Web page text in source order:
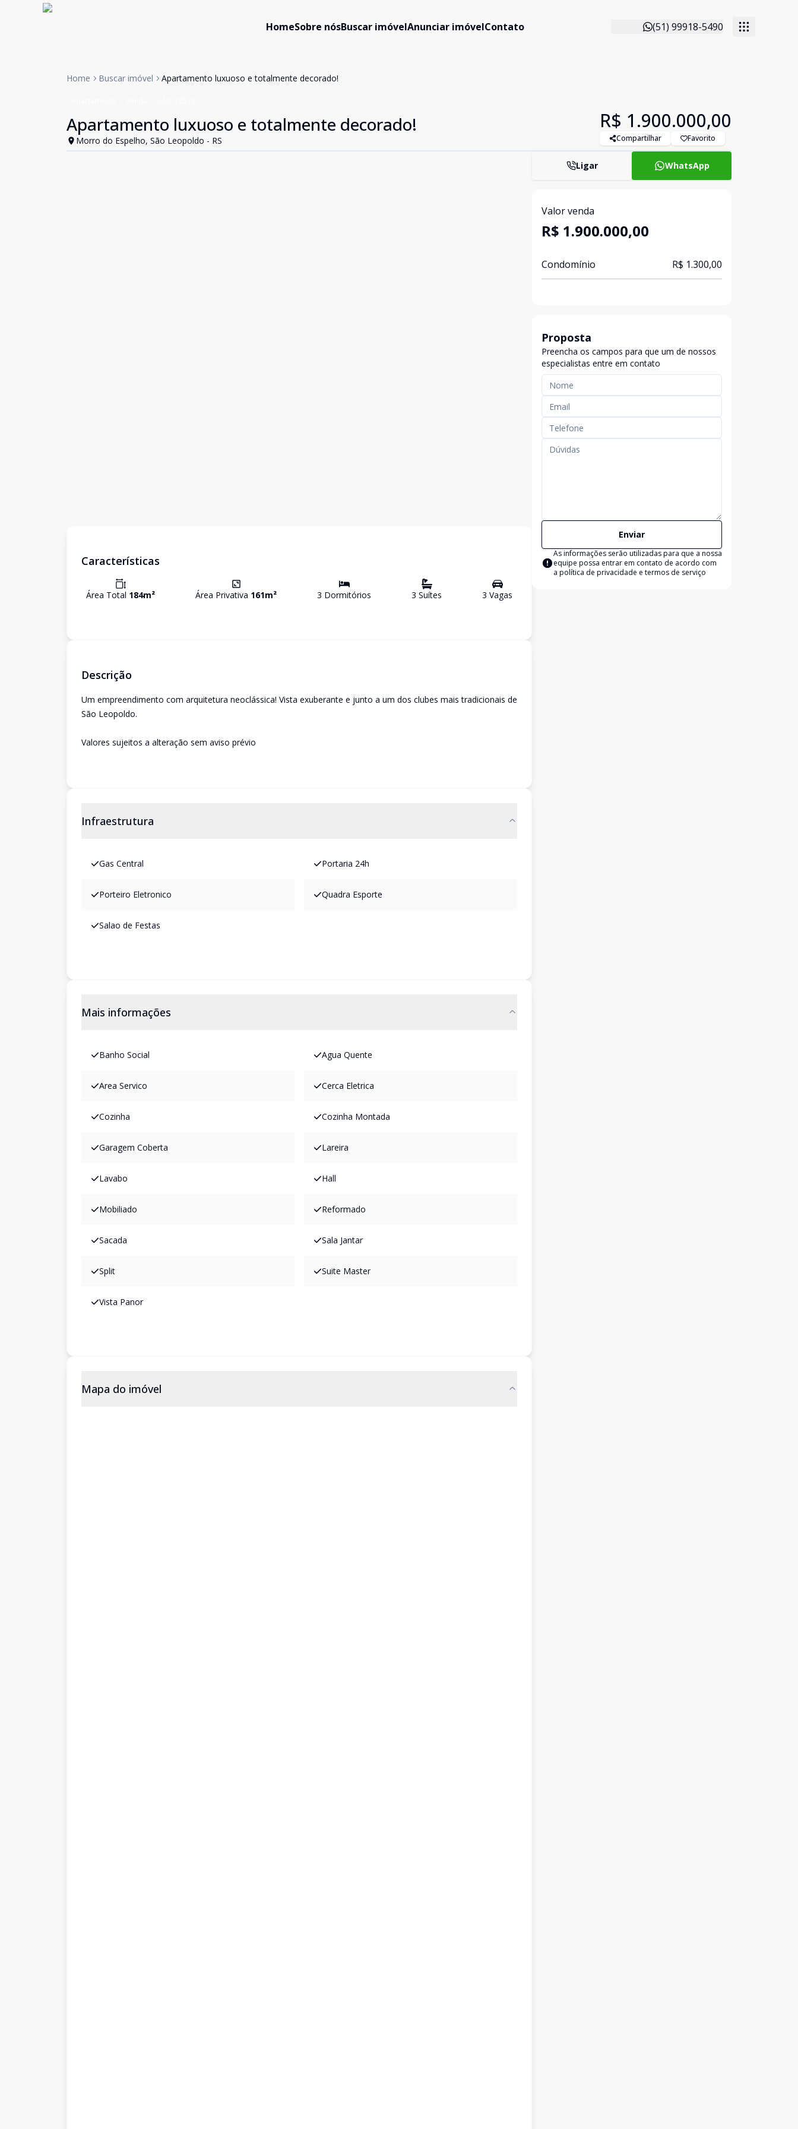
HomeSobre nósBuscar imóvelAnunciar imóvelContato (51) 99918-5490
Home Buscar imóvel Apartamento luxuoso e totalmente decorado!
Apartamento luxuoso e totalmente decorado!
Morro do Espelho, São Leopoldo - RS
R$ 1.900.000,00
Compartilhar Favorito
Características
Área Total 184m² Área Privativa 161m² 3 Dormitórios 3 Suítes 3 Vagas
Descrição
Um empreendimento com arquitetura neoclássica! Vista exuberante e junto a um dos clubes mais tradicionais de
São Leopoldo.
Valores sujeitos a alteração sem aviso prévio
Infraestrutura
Gas Central Portaria 24h
Porteiro Eletronico Quadra Esporte
Salao de Festas
Mais informações
Banho Social Agua Quente
Area Servico Cerca Eletrica
Cozinha Cozinha Montada
Garagem Coberta Lareira
Lavabo Hall
Mobiliado Reformado
Sacada Sala Jantar
Split Suite Master
Vista Panor
Mapa do imóvel
Ligar WhatsApp
Valor venda
R$ 1.900.000,00
Condomínio R$ 1.300,00
Proposta
Preencha os campos para que um de nossos
especialistas entre em contato
Enviar
As informações serão utilizadas para que a nossa
equipe possa entrar em contato de acordo com
a política de privacidade e termos de serviço